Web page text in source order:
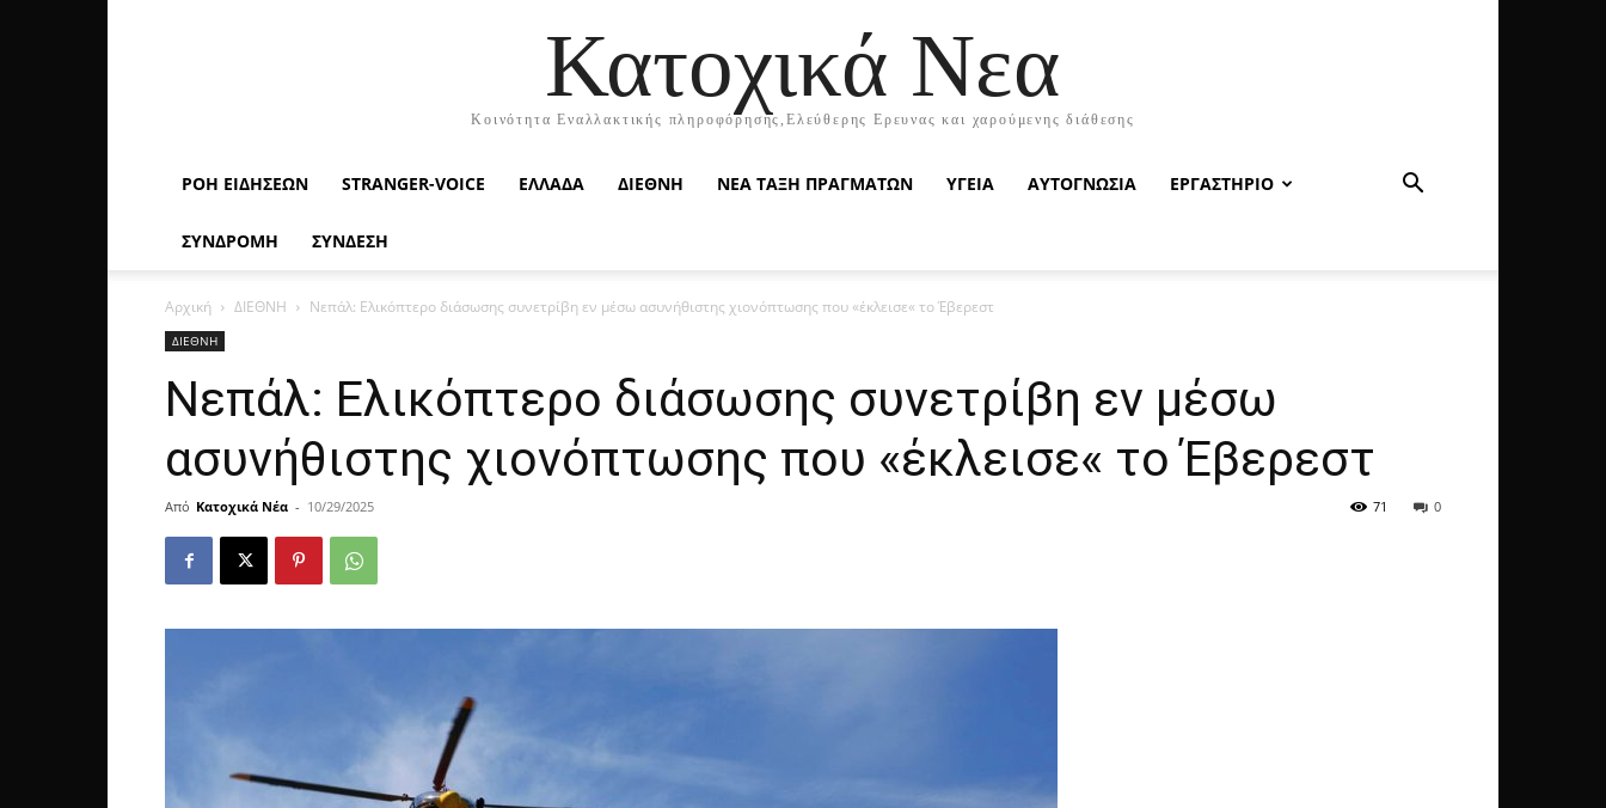
Κατοχικά Νεα
Κοινότητα Εναλλακτικής πληροφόρησης,Ελεύθερης Ερευνας και χαρούμενης διάθεσης
ΡΟΉ ΕΙΔΉΣΕΩΝ STRANGER-VOICE ΕΛΛΑΔΑ ΔΙΕΘΝΗ ΝΕΑ ΤΑΞΗ ΠΡΑΓΜΑΤΩΝ ΥΓΕΙΑ ΑΥΤΟΓΝΩΣΙΑ ΕΡΓΑΣΤΗΡΙΟ
ΣΥΝΔΡΟΜΗ ΣΥΝΔΕΣΗ
Αρχική ΔΙΕΘΝΗ Νεπάλ: Ελικόπτερο διάσωσης συνετρίβη εν μέσω ασυνήθιστης χιονόπτωσης που «έκλεισε« το Έβερεστ
ΔΙΕΘΝΗ
Νεπάλ: Ελικόπτερο διάσωσης συνετρίβη εν μέσω
ασυνήθιστης χιονόπτωσης που «έκλεισε« το Έβερεστ
Από Κατοχικά Νέα - 10/29/2025 0
71